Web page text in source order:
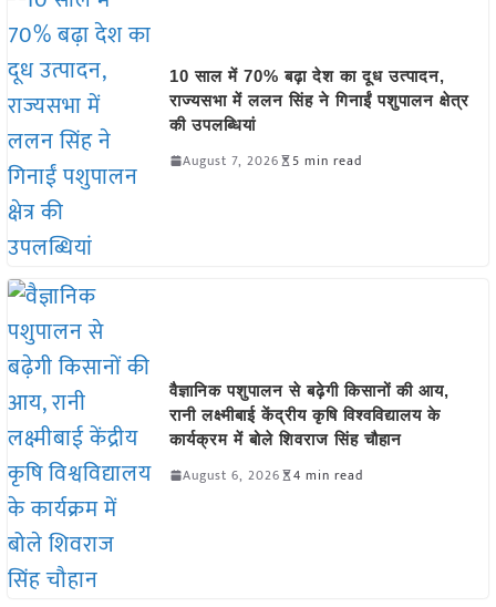
10 साल में 70% बढ़ा देश का दूध उत्पादन,
राज्यसभा में ललन सिंह ने गिनाईं पशुपालन क्षेत्र
की उपलब्धियां
August 7, 2026 5 min read
वैज्ञानिक पशुपालन से बढ़ेगी किसानों की आय,
रानी लक्ष्मीबाई केंद्रीय कृषि विश्वविद्यालय के
कार्यक्रम में बोले शिवराज सिंह चौहान
August 6, 2026 4 min read